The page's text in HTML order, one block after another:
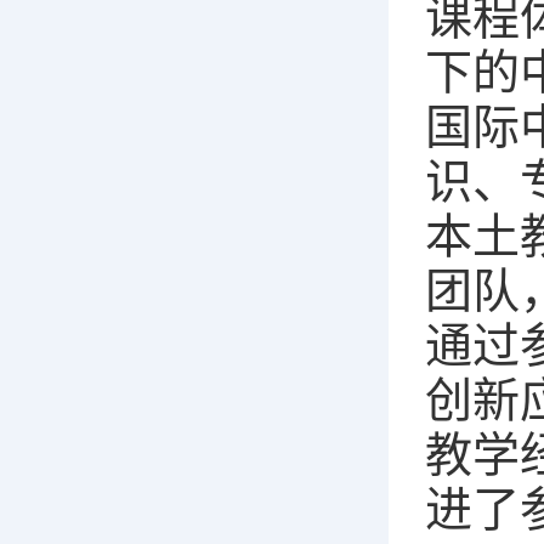
课程
下的
国际
识、
本土
团队
通过
创新
教学
进了